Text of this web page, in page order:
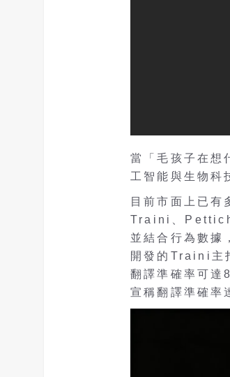
當「毛孩子在想
工智能與生物科
目前市面上已
Traini、
並結合行為數據
開發的Traini主
翻譯準確率可
宣稱翻譯準確率